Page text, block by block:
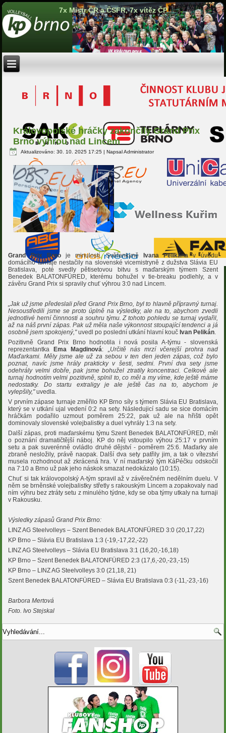
7x Mistr ČR a ČSFR, 7x vítěz ČP
Královopolské hráčky zakončily Grand Prix
Brno výhrou nad Lincem
Aktualizováno: 30. 10. 2025 17:25 |Napsal Administrator
Grand Prix Brnoje minulostí. Svěřenkyně Ivana Pelikána v úvodu
domácího turnaje nestačily na slovenské vicemistryně z dužstva Slávia EU
Bratislava, poté svedly pětisetovou bitvu s maďarským týmem Szent
Benedek BALATONFÜRED, kterému bohužel v tie-breaku podlehly, a v
závěru Grand Prix si spravily chuť výhrou 3:0 nad Lincem.
„Jak už jsme předeslali před Grand Prix Brno, byl to hlavně přípravný turnaj.
Nesoustředili jsme se proto úplně na výsledky, ale na to, abychom zvedli
jednotlivé herní činnnosti a souhru týmu. Z tohoto pohledu se turnaj vydařil,
až na náš první zápas. Pak už měla naše výkonnost stoupající tendenci a já
osobně jsem spokojený,"uvedl po poslední utkání hlavní kouč Ivan Pelikán.
Pozitivně Grand Prix Brno hodnotila i nová posila A-týmu - slovenská
reprezentantka Ema Magdinová: „Určitě nás mrzí včerejší prohra nad
Maďarkami. Měly jsme ale už za sebou v ten den jeden zápas, což bylo
poznat, navíc jsme hrály prakticky v šesti, sedmi. První dva sety jsme
odehrály velmi dobře, pak jsme bohužel ztratily koncentraci. Celkově ale
turnaj hodnotím velmi pozitivně, splnil to, co měl a my víme, kde ještě máme
nedostatky. Do startu extraligy je ale ještě čas na to, abychom je
vylepšily,"uvedla.
V prvním zápase turnaje změřilo KP Brno síly s týmem Slávia EU Bratislava,
který se v utkání ujal vedení 0:2 na sety. Následujicí sadu se sice domácím
hráčkám podařilo uzmout poměrem 25:22, pak už ale na hřišti opět
dominovaly slovenské volejbalistky a duel vyhrály 1:3 na sety.
Další zápas, proti maďarskému týmu Szent Benedek BALATONFÜRED, měl
o poznání dramatičtější náboj. KP do něj vstoupilo výhou 25:17 v prvním
setu a pak suverénně ovládlo druhé dějství - poměrem 25:6. Maďarky ale
zbraně nesložily, právě naopak. Další dva sety patřily jim, a tak o vítezství
musela rozhodnout až zkrácená hra. V ní maďarský tým KáPéčku odskočil
na 7:10 a Brno už pak jeho náskok smazat nedokázalo (10:15).
Chuť si tak královopolský A-tým spravil až v závěrečném nedělním duelu. V
něm se brněnské volejbalistky střetly s rakouským Lincem a zopakovaly nad
ním výhru bez ztráty setu z minulého týdne, kdy se oba týmy utkaly na turnaji
v Rakousku.
Výsledky zápasů Grand Prix Brno:
LINZ AG Steelvolleys – Szent Benedek BALATONFÜRED 3:0 (20,17,22)
KP Brno – Slávia EU Bratislava 1:3 (-19,-17,22,-22)
LINZ AG Steelvolleys – Slávia EU Bratislava 3:1 (16,20,-16,18)
KP Brno – Szent Benedek BALATONFÜRED 2:3 (17,6,-20,-23,-15)
KP Brno – LINZ AG Steelvolleys 3:0 (21,18, 21)
Szent Benedek BALATONFÜRED – Slávia EU Bratislava 0:3 (-11,-23,-16)
Barbora Mertová
Foto. Ivo Stejskal